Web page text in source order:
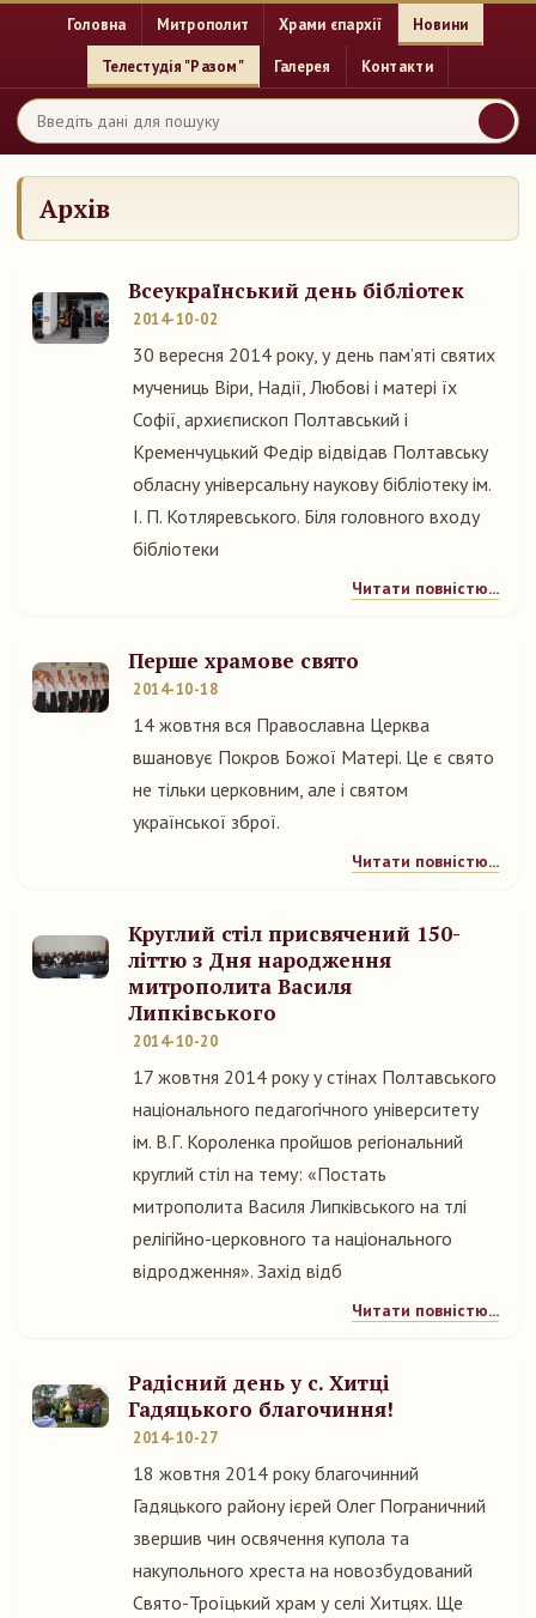
Головна Митрополит Храми єпархії Новини
Телестудія "Разом" Галерея Контакти
Архів
Всеукраїнський день бібліотек
2014-10-02
30 вересня 2014 року, у день пам’яті святих
мучениць Віри, Надії, Любові і матері їх
Софії, архиєпископ Полтавський і
Кременчуцький Федір відвідав Полтавську
обласну універсальну наукову бібліотеку ім.
І. П. Котляревського. Біля головного входу
бібліотеки
Читати повністю...
Перше храмове свято
2014-10-18
14 жовтня вся Православна Церква
вшановує Покров Божої Матері. Це є свято
не тільки церковним, але і святом
української зброї.
Читати повністю...
Круглий стіл присвячений 150-
літтю з Дня народження
митрополита Василя
Липківського
2014-10-20
17 жовтня 2014 року у стінах Полтавського
національного педагогічного університету
ім. В.Г. Короленка пройшов регіональний
круглий стіл на тему: «Постать
митрополита Василя Липківського на тлі
релігійно-церковного та національного
відродження». Захід відб
Читати повністю...
Радісний день у с. Хитці
Гадяцького благочиння!
2014-10-27
18 жовтня 2014 року благочинний
Гадяцького району ієрей Олег Пограничний
звершив чин освячення купола та
накупольного хреста на новозбудований
Свято-Троїцький храм у селі Хитцях. Ще